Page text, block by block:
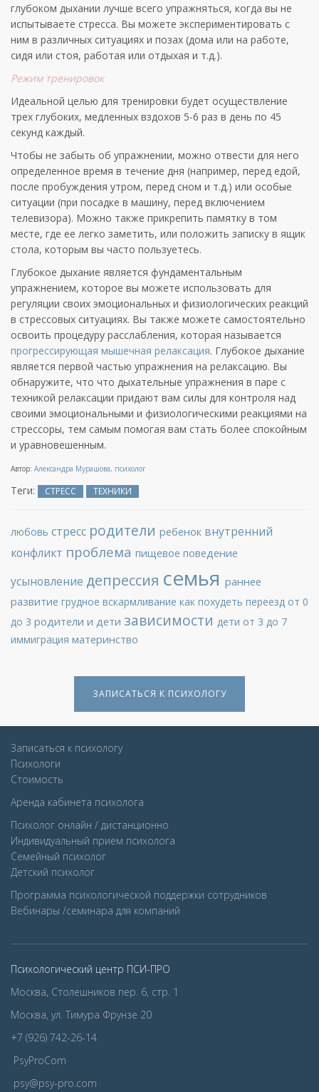
глубоком дыхании лучше всего упражняться, когда вы не
испытываете стресса. Вы можете экспериментировать с
ним в различных ситуациях и позах (дома или на работе,
сидя или стоя, работая или отдыхая и т.д.).
Режим тренировок
Идеальной целью для тренировки будет осуществление
трех глубоких, медленных вздохов 5-6 раз в день по 45
секунд каждый.
Чтобы не забыть об упражнении, можно отвести для него
определенное время в течение дня (например, перед едой,
после пробуждения утром, перед сном и т.д.) или особые
ситуации (при посадке в машину, перед включением
телевизора). Можно также прикрепить памятку в том
месте, где ее легко заметить, или положить записку в ящик
стола, которым вы часто пользуетесь.
Глубокое дыхание является фундаментальным
упражнением, которое вы можете использовать для
регуляции своих эмоциональных и физиологических реакций
в стрессовых ситуациях. Вы также можете самостоятельно
освоить процедуру расслабления, которая называется
прогрессирующая мышечная релаксация. Глубокое дыхание
является первой частью упражнения на релаксацию. Вы
обнаружите, что что дыхательные упражнения в паре с
техникой релаксации придают вам силы для контроля над
своими эмоциональными и физиологическими реакциями на
стрессоры, тем самым помогая вам стать более спокойным
и уравновешенным.
Автор: Александра Мурашова, психолог
Теги: СТРЕСС ТЕХНИКИ
любовь стресс родители ребенок внутренний
конфликт проблема пищевое поведение
усыновление депрессия семья раннее
развитие грудное вскармливание как похудеть переезд от 0
до 3 родители и дети зависимости дети от 3 до 7
иммиграция материнство
ЗАПИСАТЬСЯ К ПСИХОЛОГУ
Записаться к психологу
Психологи
Стоимость
Аренда кабинета психолога
Психолог онлайн / дистанционно
Индивидуальный прием психолога
Семейный психолог
Детcкий психолог
Программа психологической поддержки сотрудников
Вебинары /семинара для компаний
Психологический центр ПСИ-ПРО
Москва, Столешников пер. 6, стр. 1
Москва, ул. Тимура Фрунзе 20
+7 (926) 742-26-14
PsyProCom
psy@psy-pro.com